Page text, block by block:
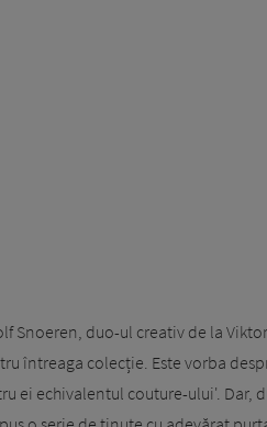
Snoeren, duo-ul creativ de la
întreaga colecție. Este vorba
ei echivalentul couture-ului'. Dar,